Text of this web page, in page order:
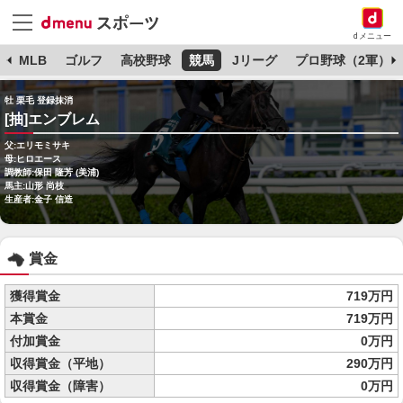
dメニュー
MLB ゴルフ 高校野球 競馬 Jリーグ プロ野球（2軍）
牡 栗毛 登録抹消
[抽]エンブレム
父:エリモミサキ
母:ヒロエース
調教師:保田 隆芳 (美浦)
馬主:山形 尚枝
生産者:金子 信造
賞金
獲得賞金
719万円
本賞金
719万円
付加賞金
0万円
収得賞金（平地）
290万円
収得賞金（障害）
0万円